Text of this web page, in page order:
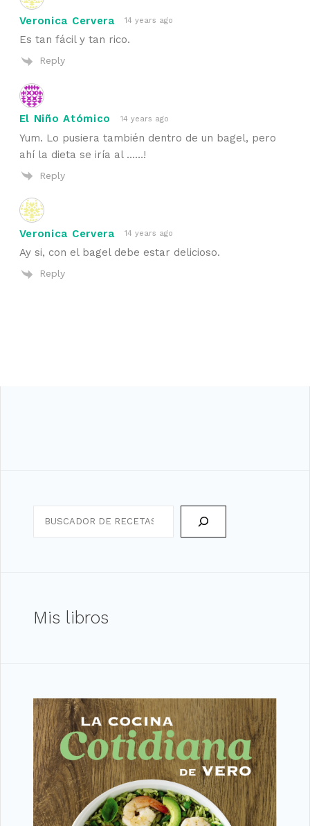
Veronica Cervera 14 years ago
Es tan fácil y tan rico.
Reply
El Niño Atómico 14 years ago
Yum. Lo pusiera también dentro de un bagel, pero
ahí la dieta se iría al ……!
Reply
Veronica Cervera 14 years ago
Ay si, con el bagel debe estar delicioso.
Reply
Mis libros